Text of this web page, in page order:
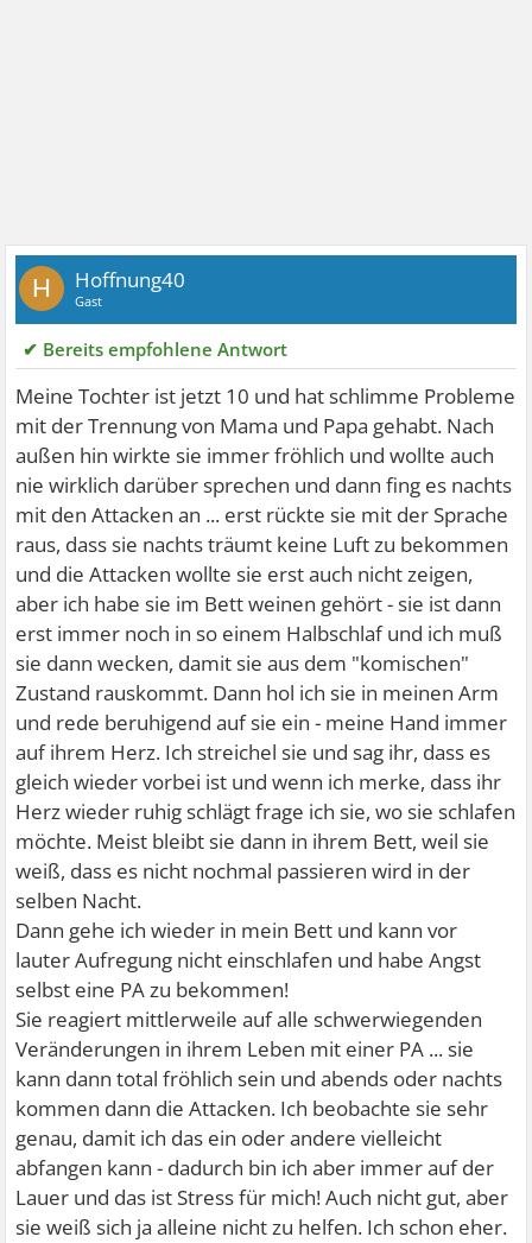
H Hoffnung40
Gast
✔ Bereits empfohlene Antwort
Meine Tochter ist jetzt 10 und hat schlimme Probleme
mit der Trennung von Mama und Papa gehabt. Nach
außen hin wirkte sie immer fröhlich und wollte auch
nie wirklich darüber sprechen und dann fing es nachts
mit den Attacken an ... erst rückte sie mit der Sprache
raus, dass sie nachts träumt keine Luft zu bekommen
und die Attacken wollte sie erst auch nicht zeigen,
aber ich habe sie im Bett weinen gehört - sie ist dann
erst immer noch in so einem Halbschlaf und ich muß
sie dann wecken, damit sie aus dem "komischen"
Zustand rauskommt. Dann hol ich sie in meinen Arm
und rede beruhigend auf sie ein - meine Hand immer
auf ihrem Herz. Ich streichel sie und sag ihr, dass es
gleich wieder vorbei ist und wenn ich merke, dass ihr
Herz wieder ruhig schlägt frage ich sie, wo sie schlafen
möchte. Meist bleibt sie dann in ihrem Bett, weil sie
weiß, dass es nicht nochmal passieren wird in der
selben Nacht.
Dann gehe ich wieder in mein Bett und kann vor
lauter Aufregung nicht einschlafen und habe Angst
selbst eine PA zu bekommen!
Sie reagiert mittlerweile auf alle schwerwiegenden
Veränderungen in ihrem Leben mit einer PA ... sie
kann dann total fröhlich sein und abends oder nachts
kommen dann die Attacken. Ich beobachte sie sehr
genau, damit ich das ein oder andere vielleicht
abfangen kann - dadurch bin ich aber immer auf der
Lauer und das ist Stress für mich! Auch nicht gut, aber
sie weiß sich ja alleine nicht zu helfen. Ich schon eher.